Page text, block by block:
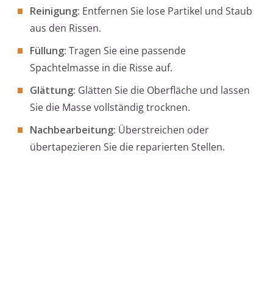
Reinigung: Entfernen Sie lose Partikel und Staub
aus den Rissen.
Füllung: Tragen Sie eine passende
Spachtelmasse in die Risse auf.
Glättung: Glätten Sie die Oberfläche und lassen
Sie die Masse vollständig trocknen.
Nachbearbeitung: Überstreichen oder
übertapezieren Sie die reparierten Stellen.